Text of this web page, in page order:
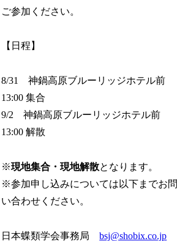
ご参加ください。
【日程】
8/31 神鍋高原ブルーリッジホテル前
13:00 集合
9/2 神鍋高原ブルーリッジホテル前
13:00 解散
※現地集合・現地解散となります。
※参加申し込みについては以下までお問
い合わせください。
日本蝶類学会事務局bsj@shobix.co.jp